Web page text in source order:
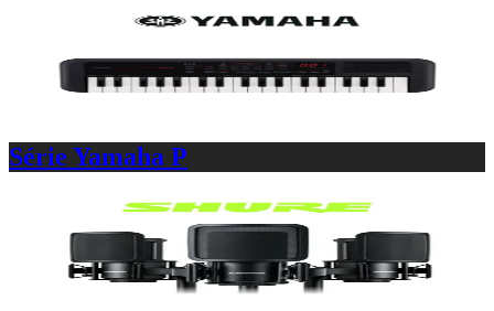
Série Yamaha P